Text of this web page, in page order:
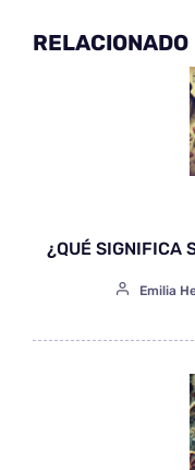
RELACIONADO
¿QUÉ SIGNIFICA
Emilia